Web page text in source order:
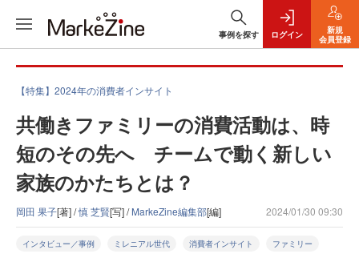
事例を探す ログイン
新規
会員登録
【特集】2024年の消費者インサイト
共働きファミリーの消費活動は、時
短のその先へ チームで動く新しい
家族のかたちとは？
岡田 果子[著] /慎 芝賢[写] /MarkeZine編集部[編] 2024/01/30 09:30
インタビュー／事例 ミレニアル世代 消費者インサイト ファミリー